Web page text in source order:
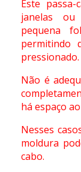
Este
janelas
pequena
permitindo
pressionado.
Não é
há espaço
Nesses
moldura
cabo.